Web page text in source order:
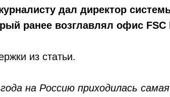
дал директор
ранее возглавлял офис FSC
из статьи.
на Россию приходилась